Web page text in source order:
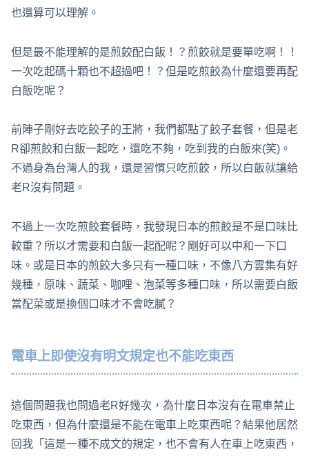
也還算可以理解。
但是最不能理解的是煎餃配白飯！？煎餃就是要單吃啊！！
一次吃起碼十顆也不超過吧！？但是吃煎餃為什麼還要再配
白飯吃呢？
前陣子剛好去吃餃子的王將，我們都點了餃子套餐，但是老
R卻煎餃和白飯一起吃，還吃不夠，吃到我的白飯來(笑)。
不過身為台灣人的我，還是習慣只吃煎餃，所以白飯就讓給
老R沒有問題。
不過上一次吃煎餃套餐時，我發現日本的煎餃是不是口味比
較重？所以才需要和白飯一起配呢？剛好可以中和一下口
味。或是日本的煎餃大多只有一種口味，不像八方雲集有好
幾種，原味、蔬菜、咖哩、泡菜等多種口味，所以需要白飯
當配菜或是換個口味才不會吃膩？
電車上即使沒有明文規定也不能吃東西
這個問題我也問過老R好幾次，為什麼日本沒有在電車禁止
吃東西，但為什麼還是不能在電車上吃東西呢？結果他居然
回我「這是一種不成文的規定，也不會有人在車上吃東西，